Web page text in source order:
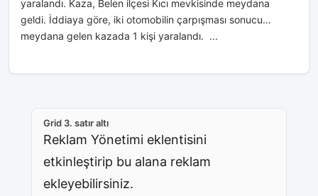
yaralandı. Kaza, Belen ilçesi Kıcı mevkisinde meydana
geldi. İddiaya göre, iki otomobilin çarpışması sonucu
meydana gelen kazada 1 kişi yaralandı. ...
Grid 3. satır altı
Reklam Yönetimi eklentisini
etkinleştirip bu alana reklam
ekleyebilirsiniz.